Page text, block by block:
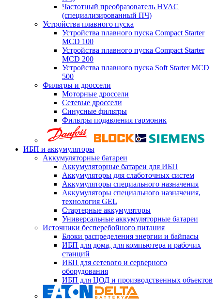
Частотный преобразователь HVAC
(специализированный ПЧ)
Устройства плавного пуска
Устройства плавного пуска Compact Starter
MCD 100
Устройства плавного пуска Compact Starter
MCD 200
Устройства плавного пуска Soft Starter MCD
500
Фильтры и дроссели
Моторные дроссели
Сетевые дроссели
Синусные фильтры
Фильтры подавления гармоник
ИБП и аккумуляторы
Аккумуляторные батареи
Аккумуляторные батареи для ИБП
Аккумуляторы для слаботочных систем
Аккумуляторы специального назначения
Аккумуляторы специального назначения,
технология GEL
Стартерные аккумуляторы
Универсальные аккумуляторные батареи
Источники бесперебойного питания
Блоки распределения энергии и байпасы
ИБП для дома, для компьютера и рабочих
станций
ИБП для сетевого и серверного
оборудования
ИБП для ЦОД и производственных объектов